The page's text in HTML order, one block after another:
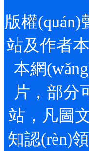
版權(quán)
站及作者本
本網
片，部
站，凡圖
知認(rèn)